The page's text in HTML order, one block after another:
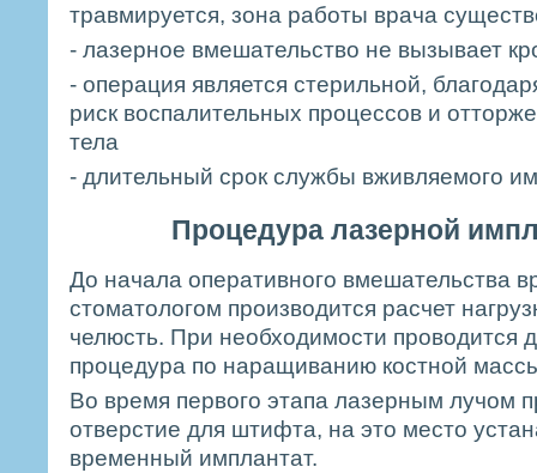
травмируется, зона работы врача
- лазерное вмешательство не вызывает
- операция является стерильной,
риск воспалительных процессов и
тела
- длительный срок службы вживляемого
Процедура лазерной
До начала оперативного вмешательства
стоматологом производится расчет
челюсть. При необходимости проводится
процедура по наращиванию костной
Во время первого этапа лазерным лучом
отверстие для штифта, на это место
временный имплантат.